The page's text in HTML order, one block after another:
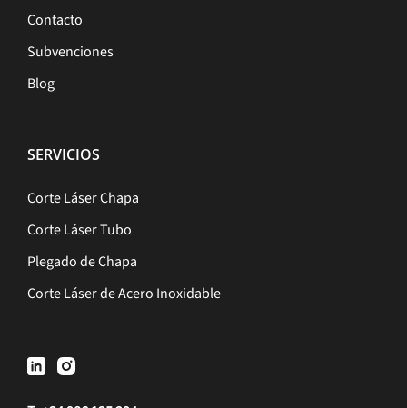
Contacto
Subvenciones
Blog
SERVICIOS
Corte Láser Chapa
Corte Láser Tubo
Plegado de Chapa
Corte Láser de Acero Inoxidable